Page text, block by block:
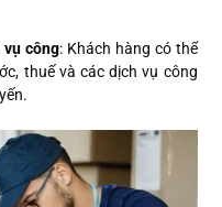
công: Khách hàng có thể
thuế và các dịch vụ công